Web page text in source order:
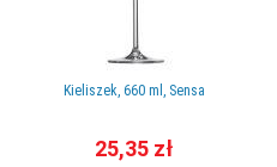
Kieliszek, 660 ml, Sensa
25,35 zł